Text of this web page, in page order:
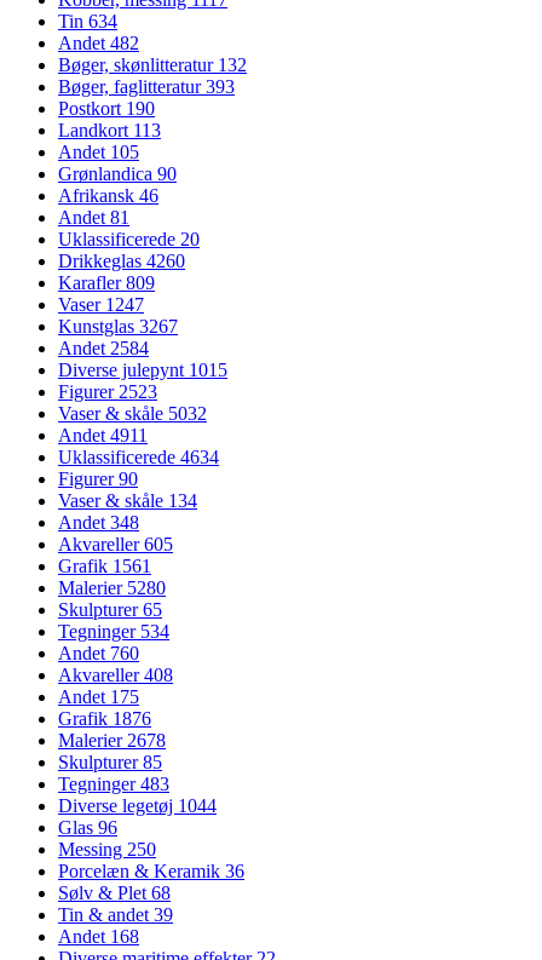
Tin 634
Andet482
Bøger, skønlitteratur 132
Bøger, faglitteratur393
Postkort 190
Landkort 113
Andet 105
Grønlandica 90
Afrikansk 46
Andet81
Uklassificerede 20
Drikkeglas 4260
Karafler809
Vaser 1247
Kunstglas 3267
Andet2584
Diverse julepynt 1015
Figurer2523
Vaser & skåle 5032
Andet4911
Uklassificerede 4634
Figurer90
Vaser & skåle 134
Andet348
Akvareller605
Grafik 1561
Malerier 5280
Skulpturer65
Tegninger 534
Andet 760
Akvareller408
Andet 175
Grafik 1876
Malerier2678
Skulpturer85
Tegninger483
Diverse legetøj 1044
Glas 96
Messing 250
Porcelæn & Keramik 36
Sølv & Plet68
Tin & andet39
Andet 168